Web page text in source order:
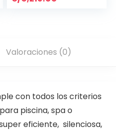
Valoraciones (0)
con todos los criterios
piscina, spa o
eficiente, silenciosa,